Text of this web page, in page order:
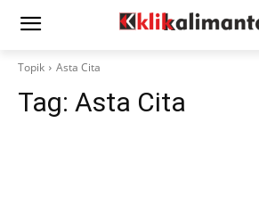
Topik Asta Cita
Tag: Asta Cita